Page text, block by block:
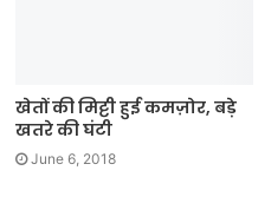
खेतों की मिट्टी हुई कमज़ोर, बड़े
खतरे की घंटी
June 6, 2018